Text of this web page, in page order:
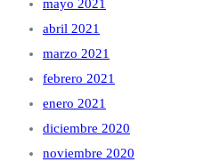
mayo 2021
abril 2021
marzo 2021
febrero 2021
enero 2021
diciembre 2020
noviembre 2020